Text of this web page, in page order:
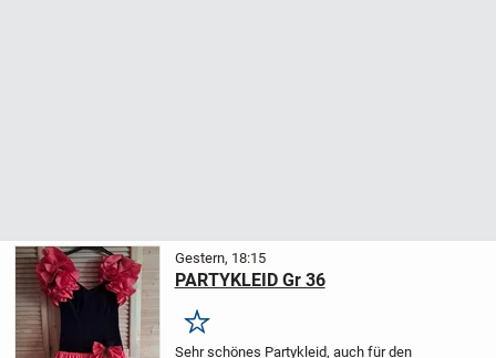
Gestern, 18:15
PARTYKLEID Gr 36
Merken
Sehr schönes Partykleid, auch für den